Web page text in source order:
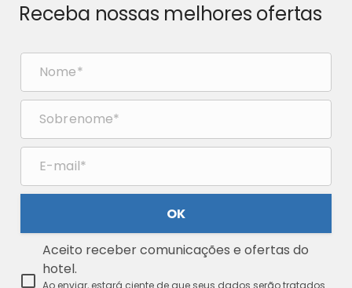
Receba nossas melhores ofertas
OK
Aceito receber comunicações e ofertas do
hotel.